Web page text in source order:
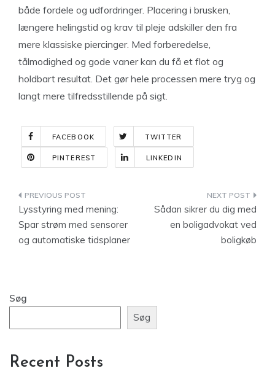
både fordele og udfordringer. Placering i brusken,
længere helingstid og krav til pleje adskiller den fra
mere klassiske piercinger. Med forberedelse,
tålmodighed og gode vaner kan du få et flot og
holdbart resultat. Det gør hele processen mere tryg og
langt mere tilfredsstillende på sigt.
FACEBOOK TWITTER
PINTEREST LINKEDIN
Indlægsnavigation
Lysstyring med mening:
Spar strøm med sensorer
og automatiske tidsplaner
Sådan sikrer du dig med
en boligadvokat ved
boligkøb
Søg
Søg
Recent Posts